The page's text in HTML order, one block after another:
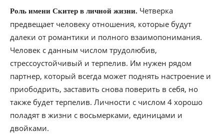
Роль имени Скитер в личной жизни. Четверка
предвещает человеку отношения, которые будут
далеки от романтики и полного взаимопонимания.
Человек с данным числом трудолюбив,
стрессоустойчивый и терпелив. Им нужен рядом
партнер, который всегда может поднять настроение и
приободрить, заставить снова поверить в себя, но
также будет терпелив. Личности с числом 4 хорошо
поладят в жизни с восьмерками, единицами и
двойками.